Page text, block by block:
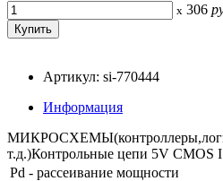
x 306
Артикул: si-770444
Информация
т.д.)Контрольные цепи 5V CMOS
Pd - рассеивание мощности